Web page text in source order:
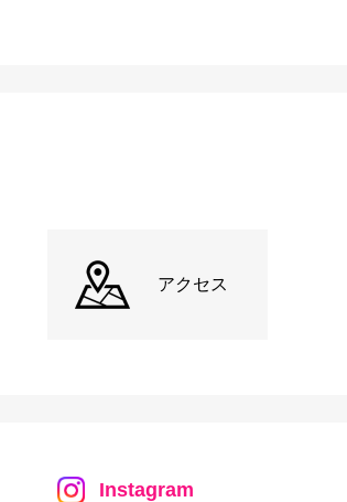
アクセス
Instagram